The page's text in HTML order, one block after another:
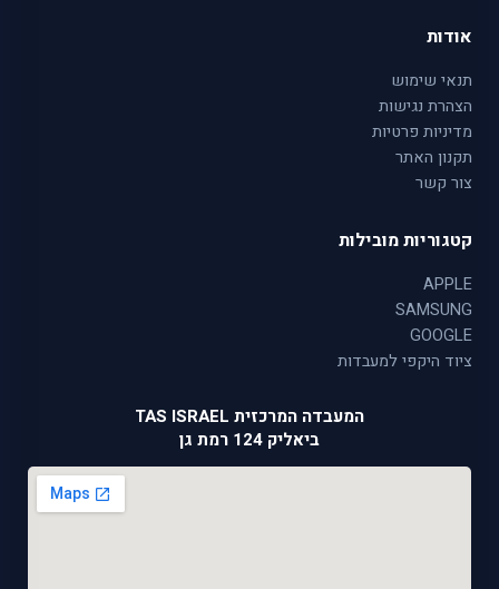
אודות
תנאי שימוש
הצהרת נגישות
מדיניות פרטיות
תקנון האתר
צור קשר
קטגוריות מובילות
APPLE
SAMSUNG
GOOGLE
ציוד היקפי למעבדות
המעבדה המרכזית TAS ISRAEL
ביאליק 124 רמת גן